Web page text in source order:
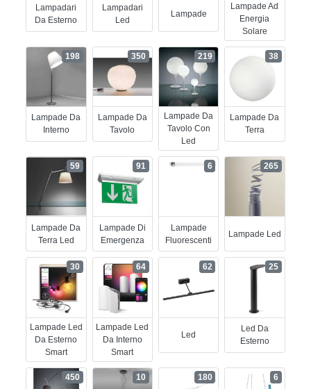
Lampadari
Da Esterno
Lampadari
Led
Lampade
Lampade Ad
Energia
Solare
Lampade Da
Interno
198
Lampade Da
Tavolo
350
Lampade Da
Tavolo Con
Led
219
Lampade Da
Terra
38
Lampade Da
Terra Led
59
Lampade Di
Emergenza
91
Lampade
Fluorescenti
6
Lampade Led
265
Lampade Led
Da Esterno
Smart
30
Lampade Led
Da Interno
Smart
64
Led
62
Led Da
Esterno
25
450 10 180 6